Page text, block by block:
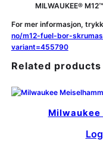
MILWAUKEE®
For mer informasjon,
no/m12-fuel-bor-
variant=455790
Related products
Milwaukee